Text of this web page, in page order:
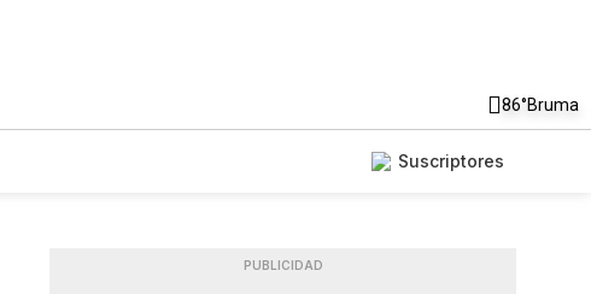
86°Bruma
Suscriptores
PUBLICIDAD